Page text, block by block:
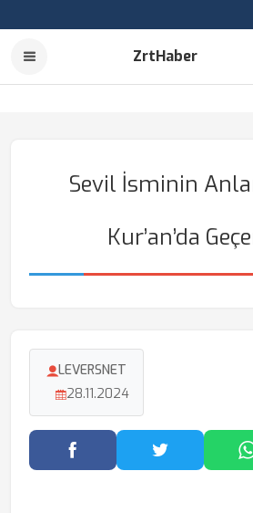
ZrtHaber
Sevil İsminin
Kur’an’da
LEVERSNET
28.11.2024
Facebook'ta Paylaş
Twitter'da